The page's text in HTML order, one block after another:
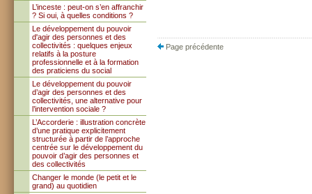
L’inceste : peut-on s’en affranchir
? Si oui, à quelles conditions ?
Le développement du pouvoir
d'agir des personnes et des
collectivités : quelques enjeux
relatifs à la posture
professionnelle et à la formation
des praticiens du social
Le développement du pouvoir
d’agir des personnes et des
collectivités, une alternative pour
l’intervention sociale ?
L’Accorderie : illustration concrète
d’une pratique explicitement
structurée à partir de l’approche
centrée sur le développement du
pouvoir d’agir des personnes et
des collectivités
Changer le monde (le petit et le
grand) au quotidien
Page précédente